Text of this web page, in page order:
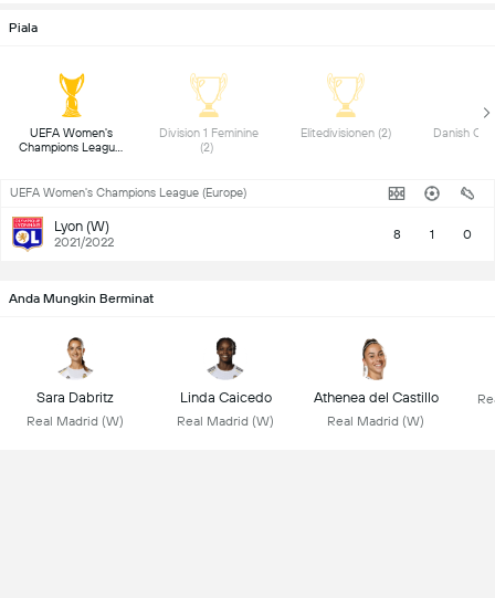
Piala
UEFA Women's
Champions League
Division 1 Feminine
Elitedivisionen (2)
UEFA Women's Champions League (Europe)
Lyon (W)
2021/2022 8 1 0
Anda Mungkin Berminat
Sara Dabritz
Real Madrid (W)
Linda Caicedo
Real Madrid (W)
Athenea del Castillo
Real Madrid (W)